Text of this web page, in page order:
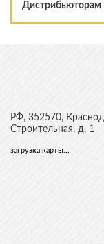
Дистрибьюторам
РФ, 352570,
Строительная, д. 1
загрузка карты...